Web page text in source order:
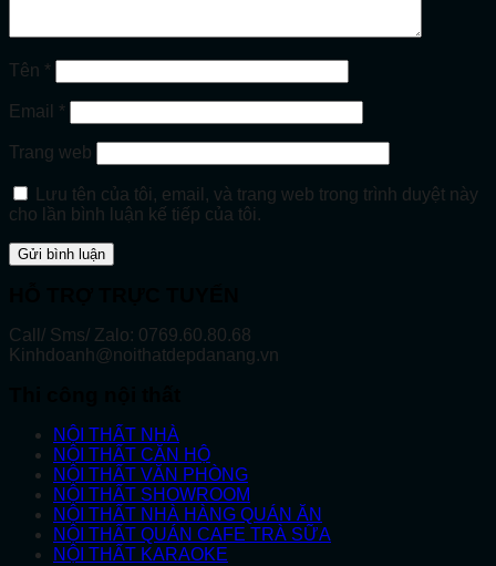
Tên *
Email *
Trang web
Lưu tên của tôi, email, và trang web trong trình duyệt này
cho lần bình luận kế tiếp của tôi.
Call/ Sms/ Zalo: 0769.60.80.68
Kinhdoanh@noithatdepdanang.vn
NỘI THẤT NHÀ
NỘI THẤT CĂN HỘ
NỘI THẤT VĂN PHÒNG
NỘI THẤT SHOWROOM
NỘI THẤT NHÀ HÀNG QUÁN ĂN
NỘI THẤT QUÁN CAFE TRÀ SỮA
NỘI THẤT KARAOKE